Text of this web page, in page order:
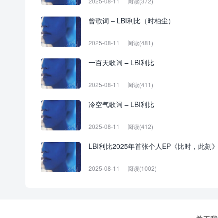
曾歌词 – LBI利比（时柏尘）
2025-08-11 阅读(481)
一百天歌词 – LBI利比
2025-08-11 阅读(411)
冷空气歌词 – LBI利比
2025-08-11 阅读(412)
LBI利比2025年首张个人EP《比时，此刻》
2025-08-11 阅读(1002)